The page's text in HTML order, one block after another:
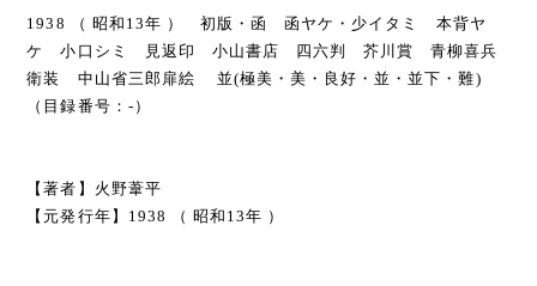
1938 （ 昭和13年 ） 初版・函 函ヤケ・少イタミ 本背ヤ
ケ 小口シミ 見返印 小山書店 四六判 芥川賞 青柳喜兵
衛装 中山省三郎扉絵 並(極美・美・良好・並・並下・難)
（目録番号：-）
【著者】火野葦平
【元発行年】1938 （ 昭和13年 ）